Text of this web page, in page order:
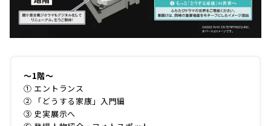
～1階～
① エントランス
② 「どうする家康」入門編
③ 史実展示へ